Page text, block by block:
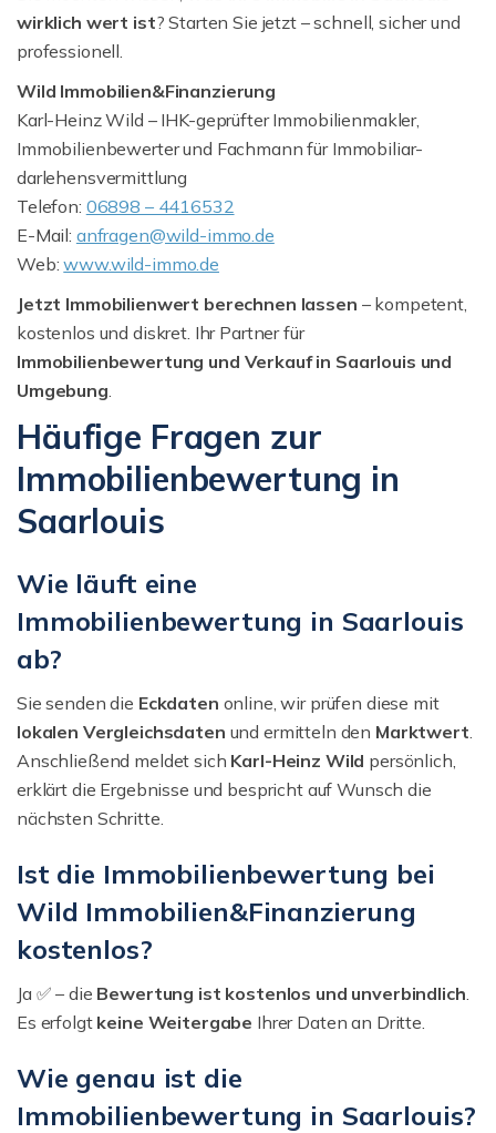
wirklich wert ist? Starten Sie jetzt – schnell, sicher und
professionell.
Wild Immobilien&Finanzierung
Karl-Heinz Wild – IHK-geprüfter Immobilienmakler,
Immobilienbewerter und Fachmann für Immobiliar­
darlehensvermittlung
Telefon: 06898 – 4416532
E-Mail: anfragen@wild-immo.de
Web:www.wild-immo.de
Jetzt Immobilienwert berechnen lassen – kompetent,
kostenlos und diskret. Ihr Partner für
Immobilienbewertung und Verkauf in Saarlouis und
Umgebung.
Häufige Fragen zur
Immobilienbewertung in
Saarlouis
Wie läuft eine
Immobilienbewertung in Saarlouis
ab?
Sie senden die Eckdaten online, wir prüfen diese mit
lokalen Vergleichsdaten und ermitteln den Marktwert.
Anschließend meldet sich Karl-Heinz Wild persönlich,
erklärt die Ergebnisse und bespricht auf Wunsch die
nächsten Schritte.
Ist die Immobilienbewertung bei
Wild Immobilien&Finanzierung
kostenlos?
Ja ✅ – die Bewertung ist kostenlos und unverbindlich.
Es erfolgt keine Weitergabe Ihrer Daten an Dritte.
Wie genau ist die
Immobilienbewertung in Saarlouis?